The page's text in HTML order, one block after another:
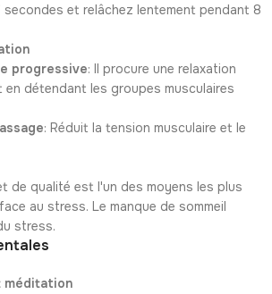
et relâchez lentement pendant 8
progressive: Il procure une relaxation
détendant les groupes musculaires
: Réduit la tension musculaire et le
de qualité est l'un des moyens les plus
au stress. Le manque de sommeil
stress.
méditation